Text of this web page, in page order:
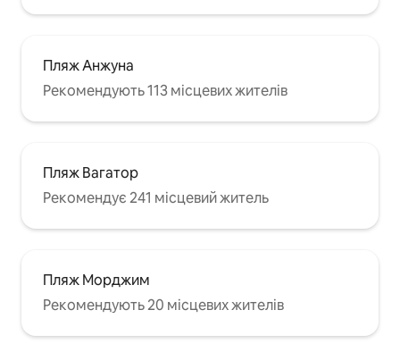
Пляж Анжуна
Рекомендують 113 місцевих жителів
Пляж Вагатор
Рекомендує 241 місцевий житель
Пляж Морджим
Рекомендують 20 місцевих жителів